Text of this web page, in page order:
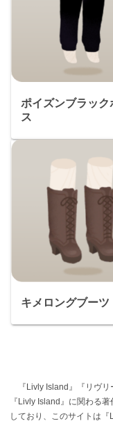
ポイズンブラック
ス
キメロングブーツ
『Livly Island』『リヴ
『Livly Island』に関わる
しており、このサイトは